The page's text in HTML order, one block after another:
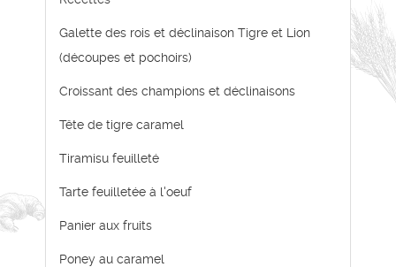
Galette des rois et déclinaison Tigre et Lion
(découpes et pochoirs)
Croissant des champions et déclinaisons
Tête de tigre caramel
Tiramisu feuilleté
Tarte feuilletée à l'oeuf
Panier aux fruits
Poney au caramel